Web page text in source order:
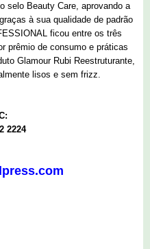
selo Beauty Care, aprovando a
à sua qualidade de padrão
ficou entre os três
prêmio de consumo e práticas
Glamour Rubi Reestruturante,
lisos e sem frizz.
2224